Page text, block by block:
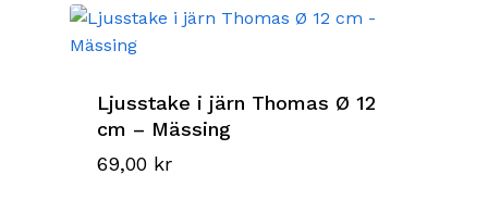
Ljusstake i järn Thomas Ø 12
cm – Mässing
69,00 kr